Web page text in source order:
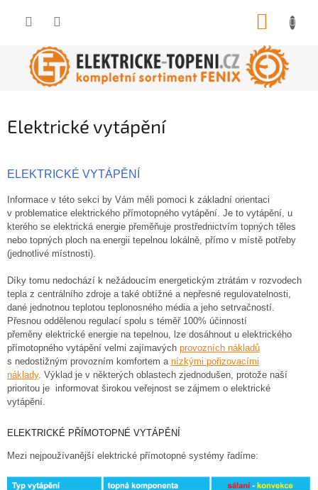
Elektrické vytápění
ELEKTRICKÉ VYTÁPĚNÍ
Informace v této sekci by Vám měli pomoci k základní orientaci
v problematice elektrického přímotopného vytápění. Je to vytápění, u
kterého se elektrická energie přeměňuje prostřednictvím topných těles
nebo topných ploch na energii tepelnou lokálně, přímo v místě potřeby
(jednotlivé místnosti).
Díky tomu nedochází k nežádoucím energetickým ztrátám v rozvodech
tepla z centrálního zdroje a také obtížné a nepřesné regulovatelnosti,
dané jednotnou teplotou teplonosného média a jeho setrvačností.
Přesnou oddělenou regulací spolu s téměř 100% účinností
přeměny elektrické energie na tepelnou, lze dosáhnout u elektrického
přímotopného vytápění velmi zajímavých provozních nákladů
s nedostižným provozním komfortem a nízkými pořizovacími
náklady. Výklad je v některých oblastech zjednodušen, protože naší
prioritou je informovat širokou veřejnost se zájmem o elektrické
vytápění.
ELEKTRICKÉ PŘÍMOTOPNÉ VYTÁPĚNÍ
Mezi nejpoužívanější elektrické přímotopné systémy řadíme: